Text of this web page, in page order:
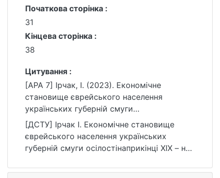
Початкова сторінка :
31
Кінцева сторінка :
38
Цитування :
[APA 7] Ірчак, І. (2023). Економічне
становище єврейського населення
українських губерній смуги
осілостінаприкінці ХІХ – на початку ХХ
століття. Вісник Київського національного
університету імені Тараса Шевченка.
Історія, 157(2), 31–38.
https://doi.org/10.17721/1728-
[ДСТУ] Ірчак І. Економічне становище
єврейського населення українських
губерній смуги осілостінаприкінці ХІХ – на
національного університету імені Тараса